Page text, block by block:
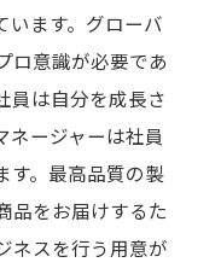
います。グローバ
ロ意識が必要であ
員は自分を成長さ
ネージャーは社員
す。最高品質の製
品をお届けするた
ネスを行う用意が